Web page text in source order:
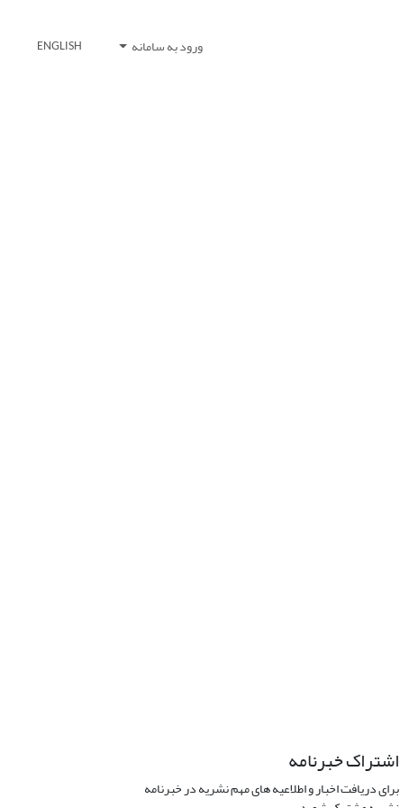
ورود به سامانه ENGLISH
اشتراک خبرنامه
برای دریافت اخبار و اطلاعیه های مهم نشریه در خبرنامه